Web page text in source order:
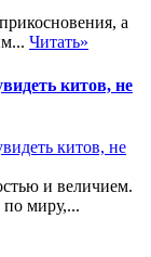
а
Читать»
китов, не
и величием.
миру,...